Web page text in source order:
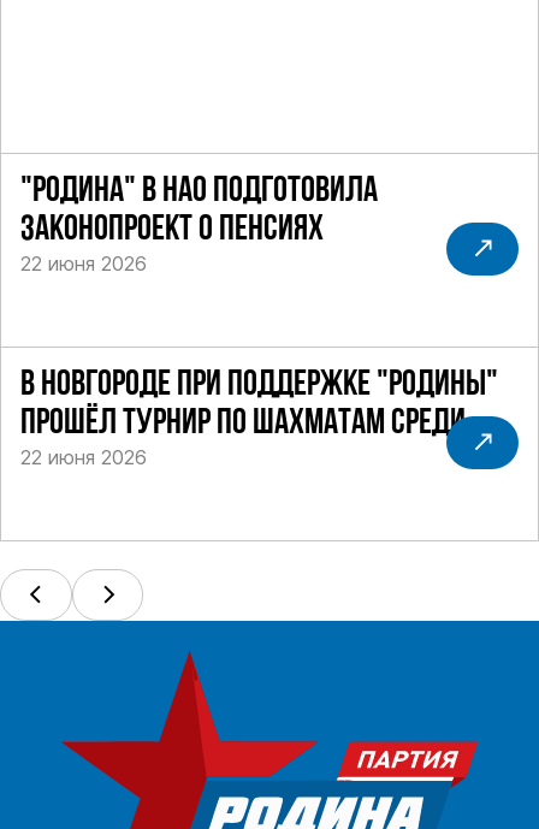
"РОДИНА" В НАО ПОДГОТОВИЛА
ЗАКОНОПРОЕКТ О ПЕНСИЯХ
22 июня 2026
В НОВГОРОДЕ ПРИ ПОДДЕРЖКЕ "РОДИНЫ"
ПРОШЁЛ ТУРНИР ПО ШАХМАТАМ СРЕДИ
СИЛОВИКОВ
22 июня 2026